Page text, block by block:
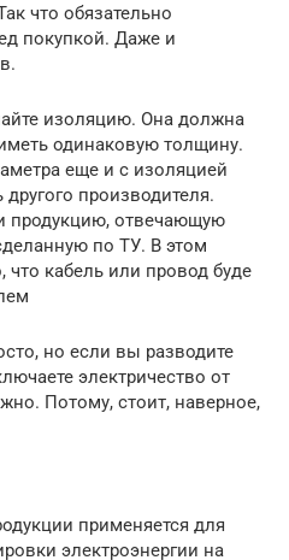
что обязательно
покупкой. Даже и
изоляцию. Она должна
одинаковую толщину.
еще и с изоляцией
производителя.
продукцию, отвечающую
по ТУ. В этом
что кабель или провод буде
но если вы разводите
электричество от
Потому, стоит, наверное,
применяется для
электроэнергии на